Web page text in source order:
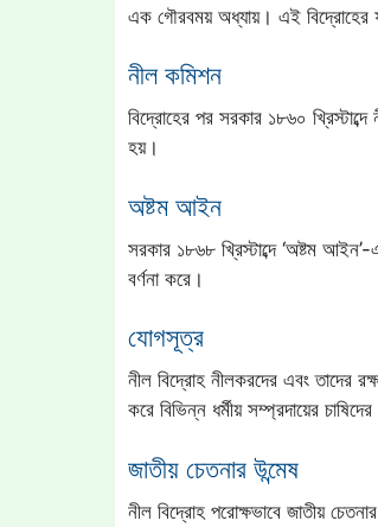
এক গৌরবময় অধ্যায়। এই বিদ্রোহের
নীল কমিশন
বিদ্রোহের পর সরকার ১৮৬০
হয়।
অষ্টম আইন
সরকার ১৮৬৮ খ্রিস্টাব্দে ‘অষ্টম
বর্ণনা করে।
যোগসূত্র
নীল বিদ্রোহ নীলকরদের এবং তাদের
করে বিভিন্ন ধর্মীয় সম্প্রদায়ের
জাতীয় চেতনার উন্মেষ
নীল বিদ্রোহ পরোক্ষভাবে জাতীয়